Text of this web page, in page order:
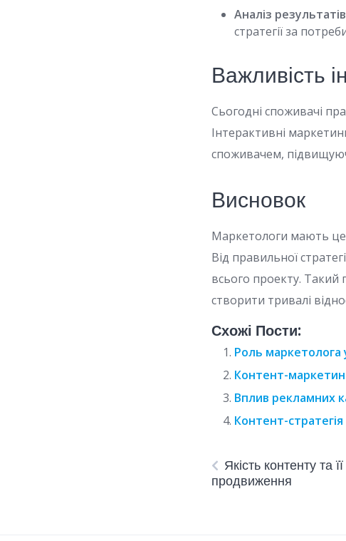
Аналіз
стратегії за
Важливість
Сьогодні споживачі
Інтерактивні
споживачем,
Висновок
Маркетологи мають
Від правильної
всього проекту. Такий
створити тривалі
Схожі Пости:
Роль маркетолога
Контент-
Вплив рекламних
Контент-
Якість контенту та
продвиження